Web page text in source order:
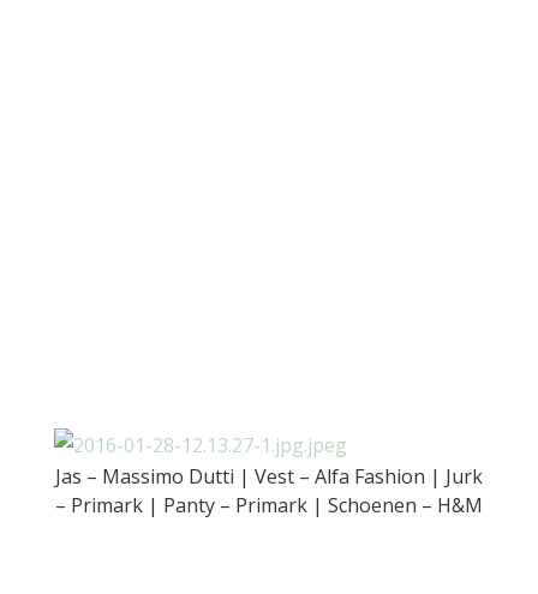
Jas – Massimo Dutti | Vest – Alfa Fashion | Jurk
– Primark | Panty – Primark | Schoenen – H&M